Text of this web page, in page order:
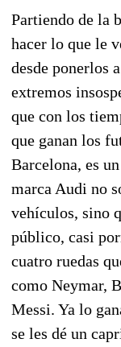
Partiendo de la
hacer lo que le
desde ponerlos
extremos
que con los
que ganan los
Barcelona, es
marca Audi no
vehículos, sino
público, casi
cuatro ruedas
como Neymar,
Messi. Ya lo
se les dé un